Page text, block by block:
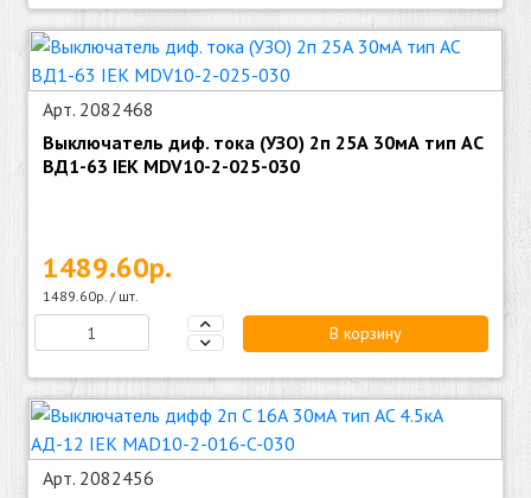
Арт. 2082468
Выключатель диф. тока (УЗО) 2п 25А 30мА тип AC
ВД1-63 IEK MDV10-2-025-030
1489.60р.
1489.60р. / шт.
В корзину
Арт. 2082456